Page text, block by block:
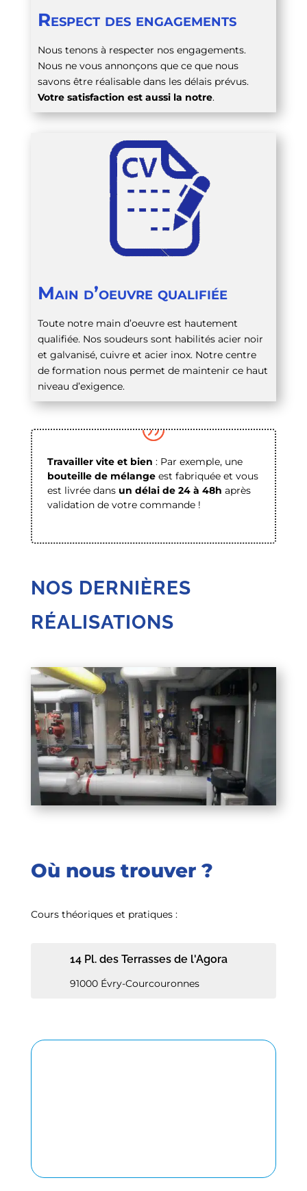
Respect des engagements
Nous tenons à respecter nos engagements.
Nous ne vous annonçons que ce que nous
savons être réalisable dans les délais prévus.
Votre satisfaction est aussi la notre.
Main d’oeuvre qualifiée
Toute notre main d’oeuvre est hautement
qualifiée. Nos soudeurs sont habilités acier noir
et galvanisé, cuivre et acier inox. Notre centre
de formation nous permet de maintenir ce haut
niveau d’exigence.
Travailler vite et bien : Par exemple, une
bouteille de mélangeest fabriquée et vous
est livrée dans un délai de 24 à 48h après
validation de votre commande !
NOS DERNIÈRES
RÉALISATIONS
Où nous trouver ?
Cours théoriques et pratiques :
14 Pl. des Terrasses de l'Agora
91000 Évry-Courcouronnes